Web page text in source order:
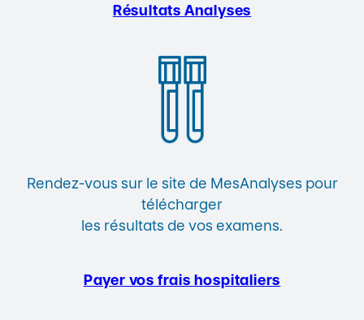
Résultats Analyses
Rendez-vous sur le site de MesAnalyses pour
télécharger
les résultats de vos examens.
Payer vos frais hospitaliers